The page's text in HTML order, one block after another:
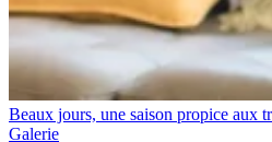
Beaux jours, une saison propice aux
Galerie